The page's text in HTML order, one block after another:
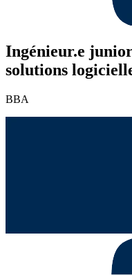
Ingénieur.e
solutions
BBA